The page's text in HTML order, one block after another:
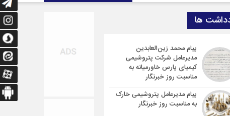
ها
پیام محمد زین‌العابدین
مدیرعامل شرکت پتروشیمی
کیمیای پارس خاورمیانه به
مناسبت روز خبرنگار
پیام مدیرعامل پتروشیمی خارک
به مناسبت روز خبرنگار